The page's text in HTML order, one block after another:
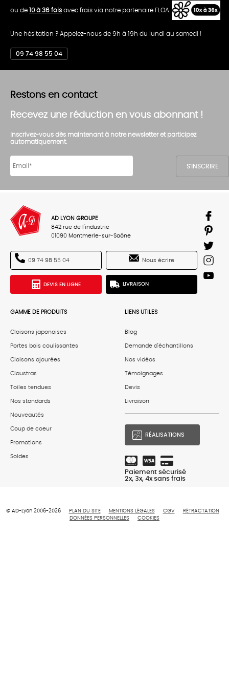
ou de 10 à 36 fois avec frais via notre partenaire FLOA.
Une hésitation ? Appelez-nous de 9h à 19h du lundi au samedi !
09 74 98 55 04
Restons en contact
Recevez une réduction en vous abonnant !
Inscrivez-vous dès maintenant à notre newsletter et participez
automatiquement.
AD LYON GROUPE
842 rue de l'industrie
01090 Montmerle-sur-Saône
09 74 98 55 04 Nous écrire
DEVIS EN LIGNE LIVRAISON
GAMME DE PRODUITS
Cloisons japonaises
Portes bois coulissantes
Cloisons ajourées
Claustras
Toiles tendues
Nos standards
Nouveautés
Coup de coeur
Promotions
Soldes
LIENS UTILES
Blog
Demande d'échantillons
Nos vidéos
Témoignages
Devis
Livraison
RÉALISATIONS
Paiement sécurisé
2x, 3x, 4x sans frais
© AD-Lyon 2006-2026 PLAN DU SITE MENTIONS LÉGALES CGV
RÉTRACTATION
DONNÉES PERSONNELLES
COOKIES